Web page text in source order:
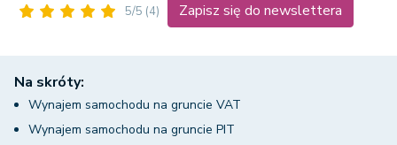
5/5 (4) Zapisz się do newslettera
Na skróty:
Wynajem samochodu na gruncie VAT
Wynajem samochodu na gruncie PIT